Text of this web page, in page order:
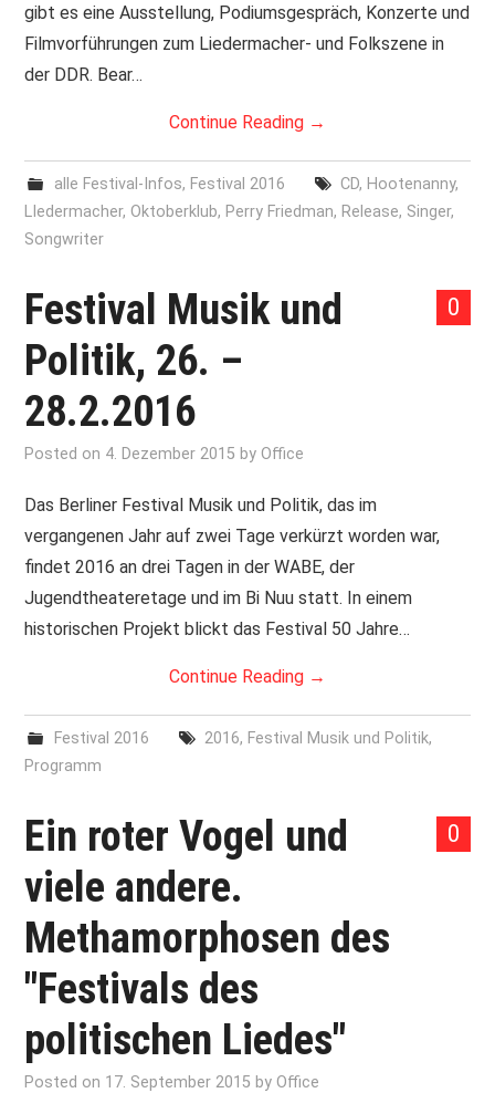
gibt es eine Ausstellung, Podiumsgespräch, Konzerte und
Filmvorführungen zum Liedermacher- und Folkszene in
der DDR. Bear…
Continue Reading →
alle Festival-Infos, Festival 2016 CD, Hootenanny,
LIedermacher,Oktoberklub, Perry Friedman, Release, Singer,
Songwriter
0
Festival Musik und
Politik, 26. –
28.2.2016
Posted on 4. Dezember 2015 byOffice
Das Berliner Festival Musik und Politik, das im
vergangenen Jahr auf zwei Tage verkürzt worden war,
findet 2016 an drei Tagen in der WABE, der
Jugendtheateretage und im Bi Nuu statt. In einem
historischen Projekt blickt das Festival 50 Jahre…
Continue Reading →
Festival 2016 2016, Festival Musik und Politik,
Programm
0
Ein roter Vogel und
viele andere.
Methamorphosen des
"Festivals des
politischen Liedes"
Posted on 17. September 2015 byOffice